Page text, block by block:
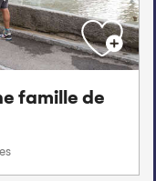
famille de